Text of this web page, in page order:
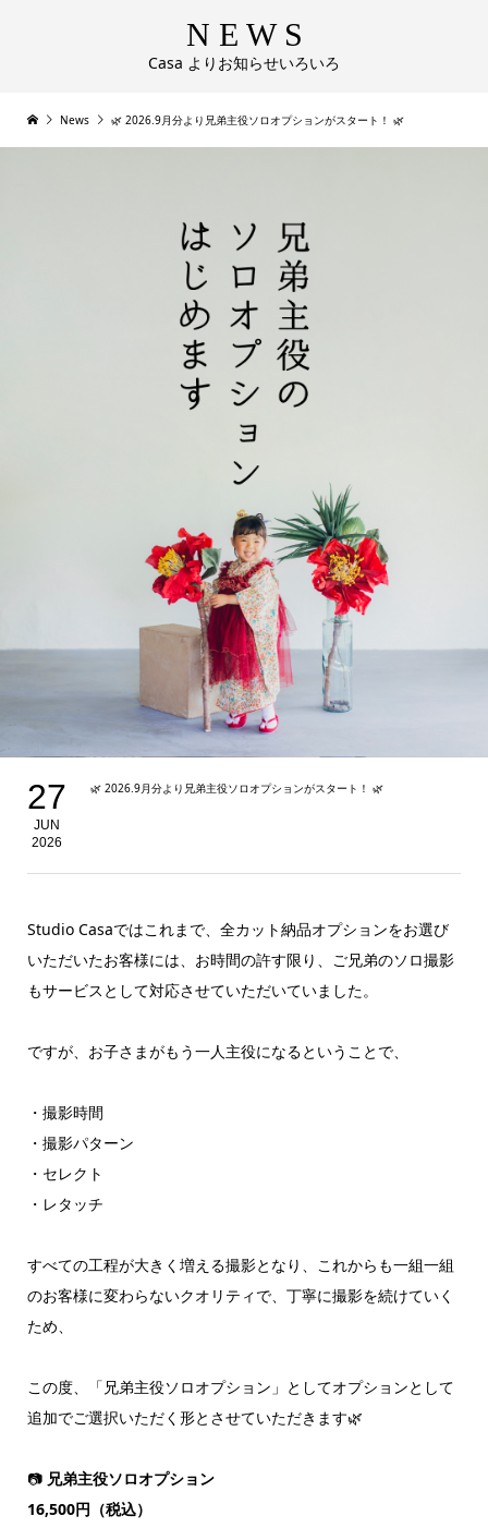
N E W S
Casa よりお知らせいろいろ
News 🌿 2026.9月分より兄弟主役ソロオプションがスタート！ 🌿
27
JUN
2026
🌿 2026.9月分より兄弟主役ソロオプションがスタート！ 🌿
Studio Casaではこれまで、全カット納品オプションをお選び
いただいたお客様には、お時間の許す限り、ご兄弟のソロ撮影
もサービスとして対応させていただいていました。
ですが、お子さまがもう一人主役になるということで、
・撮影時間
・撮影パターン
・セレクト
・レタッチ
すべての工程が大きく増える撮影となり、これからも一組一組
のお客様に変わらないクオリティで、丁寧に撮影を続けていく
ため、
この度、「兄弟主役ソロオプション」としてオプションとして
追加でご選択いただく形とさせていただきます🌿
📷 兄弟主役ソロオプション
16,500円（税込）